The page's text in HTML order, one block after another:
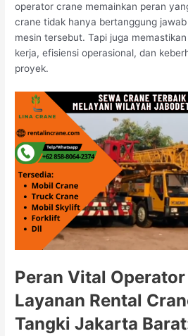
operator crane memainkan peran
crane tidak hanya bertanggung
mesin tersebut. Tapi juga
kerja, efisiensi operasional, dan
proyek.
Peran Vital
Layanan Rental
Tangki Jakarta